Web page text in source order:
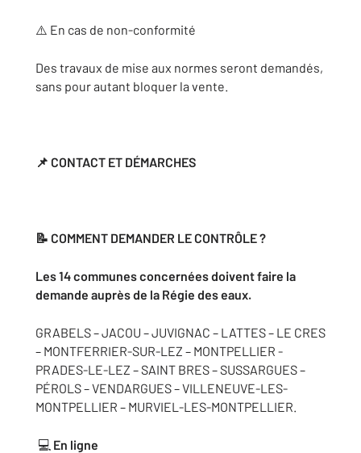
⚠️ En cas de non-conformité
Des travaux de mise aux normes seront demandés,
sans pour autant bloquer la vente.
📌 CONTACT ET DÉMARCHES
📝 COMMENT DEMANDER LE CONTRÔLE ?
Les 14 communes concernées doivent faire la
demande auprès de la Régie des eaux.
GRABELS – JACOU – JUVIGNAC – LATTES – LE CRES
– MONTFERRIER-SUR-LEZ – MONTPELLIER -
PRADES-LE-LEZ – SAINT BRES – SUSSARGUES –
PÉROLS – VENDARGUES – VILLENEUVE-LES-
MONTPELLIER – MURVIEL-LES-MONTPELLIER.
💻 En ligne